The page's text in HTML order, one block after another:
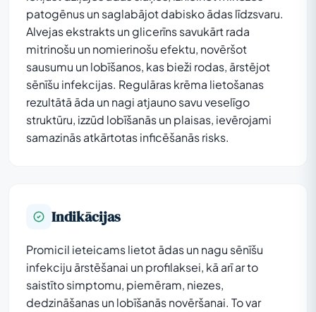
patogēnus un saglabājot dabisko ādas līdzsvaru.
Alvejas ekstrakts un glicerīns savukārt rada
mitrinošu un nomierinošu efektu, novēršot
sausumu un lobīšanos, kas bieži rodas, ārstējot
sēnīšu infekcijas. Regulāras krēma lietošanas
rezultātā āda un nagi atjauno savu veselīgo
struktūru, izzūd lobīšanās un plaisas, ievērojami
samazinās atkārtotas inficēšanās risks.
Indikācijas
Promicil ieteicams lietot ādas un nagu sēnīšu
infekciju ārstēšanai un profilaksei, kā arī ar to
saistīto simptomu, piemēram, niezes,
dedzināšanas un lobīšanās novēršanai. To var